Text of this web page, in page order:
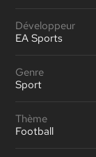
Développeur
EA Sports
Genre
Sport
Thème
Football